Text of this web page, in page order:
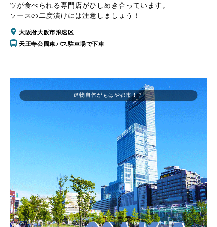
ツが食べられる専門店がひしめき合っています。
ソースの二度漬けには注意しましょう！
大阪府大阪市浪速区
天王寺公園東バス駐車場で下車
建物自体がもはや都市！？